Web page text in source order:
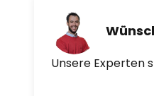
Unsere Experten